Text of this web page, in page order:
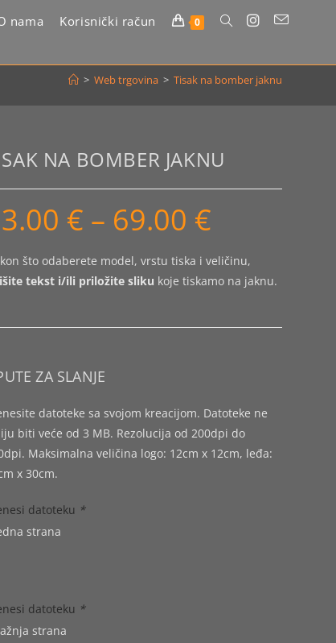
nama Korisnički račun 0 Uključi/isključi
pretragu
web-
stranice
> Web trgovina > Tisak na bomber jaknu
NA BOMBER JAKNU
€ – 69.00 €
do
69.00 €
što odaberete model, vrstu tiska i veličinu,
tekst i/ili priložite sliku koje tiskamo na jaknu.
ZA SLANJE
datoteke sa svojom kreacijom. Datoteke ne
biti veće od 3 MB. Rezolucija od 200dpi do
Maksimalna veličina logo: 12cm x 12cm, leđa:
x 30cm.
datoteku *
strana
datoteku *
strana